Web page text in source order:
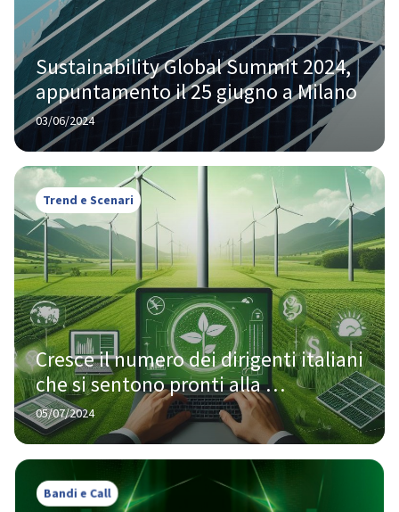
Sustainability Global Summit 2024,
appuntamento il 25 giugno a Milano
03/06/2024
Trend e Scenari
Cresce il numero dei dirigenti italiani
che si sentono pronti alla
rendicontazione ESG
05/07/2024
Bandi e Call